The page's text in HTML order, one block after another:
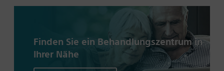
Finden Sie ein Behandlungs­zentrum in
Ihrer Nähe